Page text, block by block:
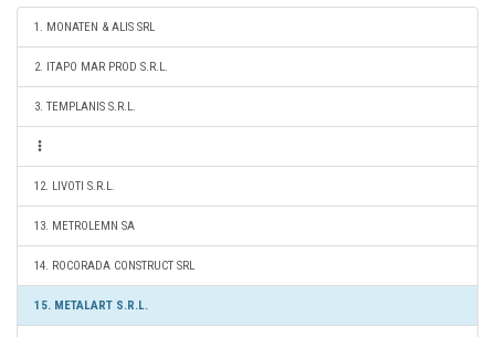
1. MONATEN & ALIS SRL
2. ITAPO MAR PROD S.R.L.
3. TEMPLANIS S.R.L.
12. LIVOTI S.R.L.
13. METROLEMN SA
14. ROCORADA CONSTRUCT SRL
15. METALART S.R.L.